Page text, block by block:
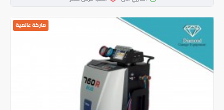
ماركة عالمية